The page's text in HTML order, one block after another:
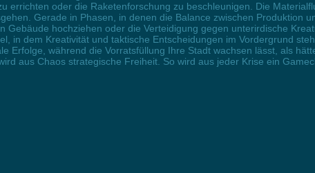
errichten oder die Raketenforschung zu beschleunigen. Die
Gerade in Phasen, in denen die Balance zwischen Produktion
hochziehen oder die Verteidigung gegen unterirdische
in dem Kreativität und taktische Entscheidungen im Vordergrund
Erfolge, während die Vorratsfüllung Ihre Stadt wachsen lässt, als
aus Chaos strategische Freiheit. So wird aus jeder Krise ein